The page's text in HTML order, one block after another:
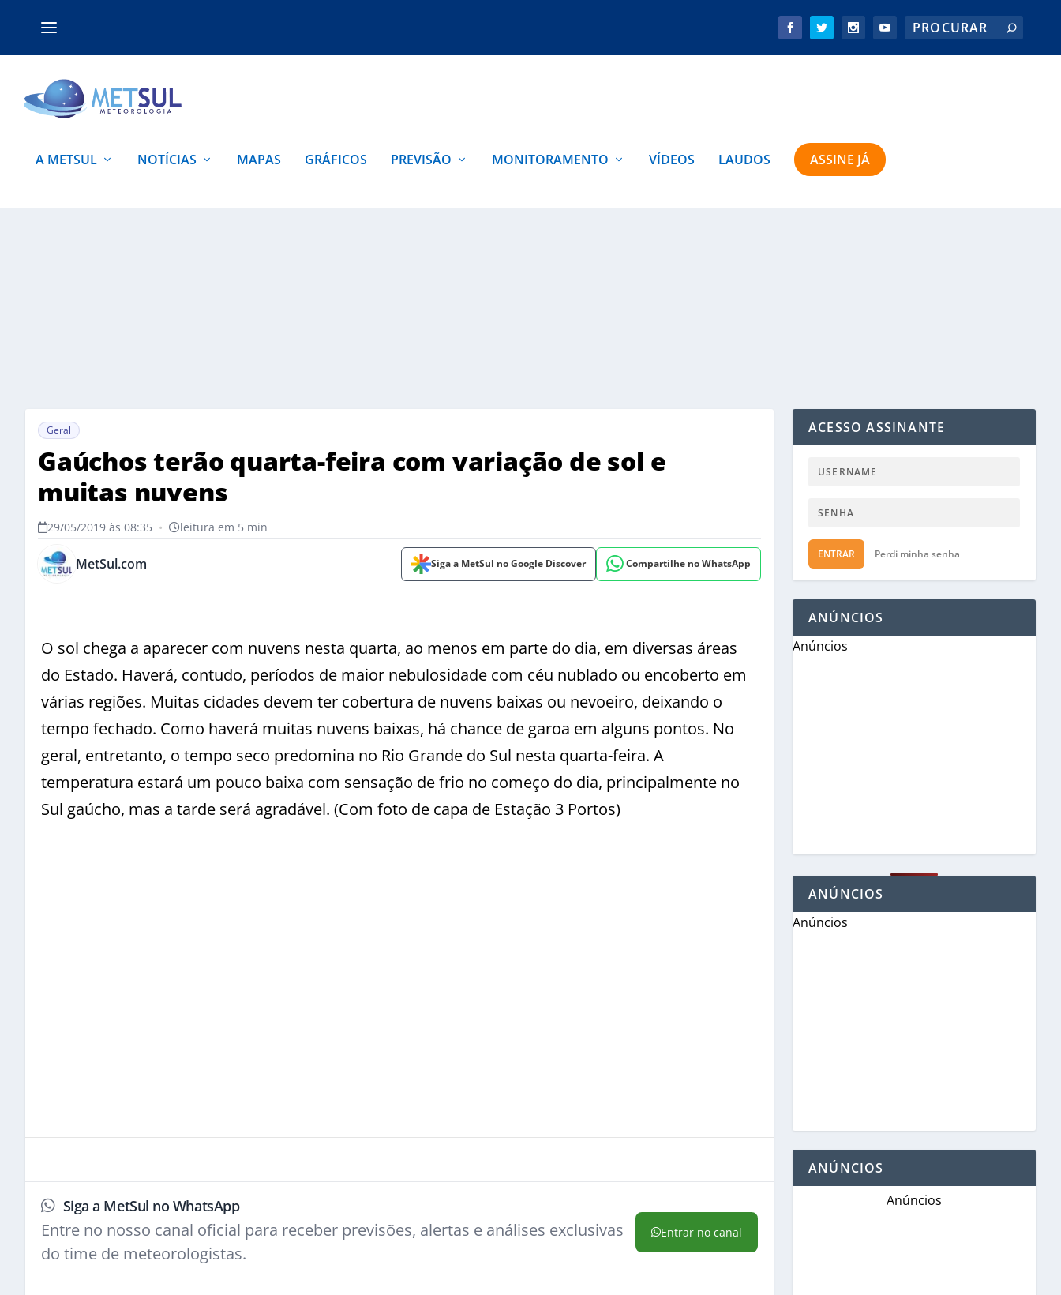
A METSUL NOTÍCIAS MAPAS GRÁFICOS PREVISÃO MONITORAMENTO VÍDEOS LAUDOS ASSINE JÁ
Geral
Gaúchos terão quarta-feira com variação de sol e
muitas nuvens
29/05/2019 às 08:35 • leitura em 5 min
MetSul.com Siga a MetSul no Google Discover Compartilhe no WhatsApp
O sol chega a aparecer com nuvens nesta quarta, ao menos em parte do dia, em diversas áreas
do Estado. Haverá, contudo, períodos de maior nebulosidade com céu nublado ou encoberto em
várias regiões. Muitas cidades devem ter cobertura de nuvens baixas ou nevoeiro, deixando o
tempo fechado. Como haverá muitas nuvens baixas, há chance de garoa em alguns pontos. No
geral, entretanto, o tempo seco predomina no Rio Grande do Sul nesta quarta-feira. A
temperatura estará um pouco baixa com sensação de frio no começo do dia, principalmente no
Sul gaúcho, mas a tarde será agradável. (Com foto de capa de Estação 3 Portos)
Siga a MetSul no WhatsApp
Entre no nosso canal oficial para receber previsões, alertas e análises exclusivas
do time de meteorologistas.
Entrar no canal
ACESSO ASSINANTE
ENTRAR Perdi minha senha
ANÚNCIOS
Anúncios
ANÚNCIOS
Anúncios
ANÚNCIOS
Anúncios